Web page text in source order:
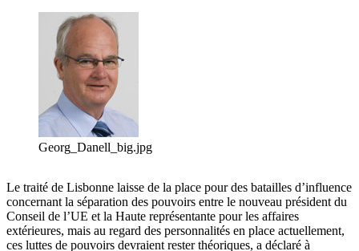
Georg_Danell_big.jpg
Le traité de Lisbonne laisse de la place pour des batailles d’influence
concernant la séparation des pouvoirs entre le nouveau président du
Conseil de l’UE et la Haute représentante pour les affaires
extérieures, mais au regard des personnalités en place actuellement,
ces luttes de pouvoirs devraient rester théoriques, a déclaré à